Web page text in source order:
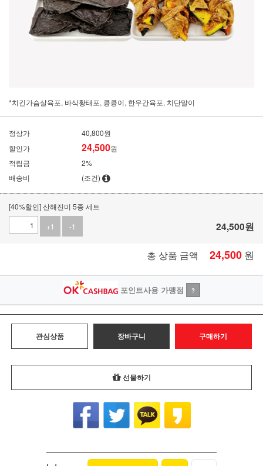
*치킨가슴살육포, 바삭황태포, 킁킁이, 한우간육포, 치단말이
정상가
40,800원
할인가
24,500원
적립금
2%
배송비
(조건)
[40%할인] 산해진미 5종 세트
+1
-1 24,500원
총 상품 금액 24,500 원
포인트사용 가맹점 ?
관심상품 장바구니 구매하기
선물하기